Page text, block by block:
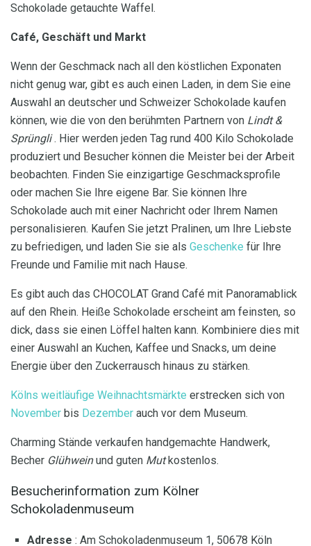
Schokolade getauchte Waffel.
Café, Geschäft und Markt
Wenn der Geschmack nach all den köstlichen Exponaten
nicht genug war, gibt es auch einen Laden, in dem Sie eine
Auswahl an deutscher und Schweizer Schokolade kaufen
können, wie die von den berühmten Partnern von Lindt &
Sprüngli. Hier werden jeden Tag rund 400 Kilo Schokolade
produziert und Besucher können die Meister bei der Arbeit
beobachten. Finden Sie einzigartige Geschmacksprofile
oder machen Sie Ihre eigene Bar. Sie können Ihre
Schokolade auch mit einer Nachricht oder Ihrem Namen
personalisieren. Kaufen Sie jetzt Pralinen, um Ihre Liebste
zu befriedigen, und laden Sie sie als Geschenke für Ihre
Freunde und Familie mit nach Hause.
Es gibt auch das CHOCOLAT Grand Café mit Panoramablick
auf den Rhein. Heiße Schokolade erscheint am feinsten, so
dick, dass sie einen Löffel halten kann. Kombiniere dies mit
einer Auswahl an Kuchen, Kaffee und Snacks, um deine
Energie über den Zuckerrausch hinaus zu stärken.
Kölns weitläufige Weihnachtsmärkte erstrecken sich von
November bis Dezember auch vor dem Museum.
Charming Stände verkaufen handgemachte Handwerk,
Becher Glühweinund guten Mutkostenlos.
Besucherinformation zum Kölner
Schokoladenmuseum
Adresse : Am Schokoladenmuseum 1, 50678 Köln